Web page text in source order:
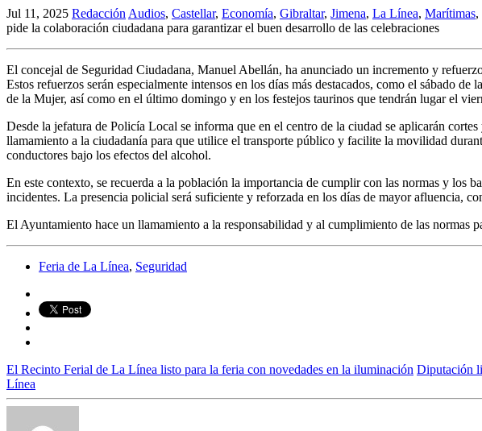
Jul 11, 2025 Redacción Audios, Castellar, Economía, Gibraltar, Jimena, La Línea, Marítimas,
pide la colaboración ciudadana para garantizar el buen desarrollo de las celebraciones
El concejal de Seguridad Ciudadana, Manuel Abellán, ha anunciado un incremento y
Estos refuerzos serán especialmente intensos en los días más destacados, como el sábado
de la Mujer, así como en el último domingo y en los festejos taurinos que tendrán lugar el
Desde la jefatura de Policía Local se informa que en el centro de la ciudad se aplicarán
llamamiento a la ciudadanía para que utilice el transporte público y facilite la movilidad
conductores bajo los efectos del alcohol.
En este contexto, se recuerda a la población la importancia de cumplir con las normas y los
incidentes. La presencia policial será suficiente y reforzada en los días de mayor afluencia,
El Ayuntamiento hace un llamamiento a la responsabilidad y al cumplimiento de las normas
Feria de La Línea, Seguridad
El Recinto Ferial de La Línea listo para la feria con novedades en la iluminación Diputación
Línea